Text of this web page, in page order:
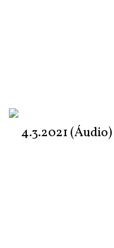
4.3.2021 (Áudio)